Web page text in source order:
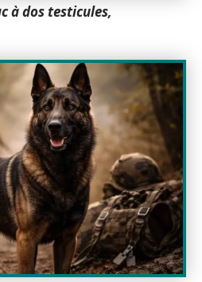
à dos testicules,